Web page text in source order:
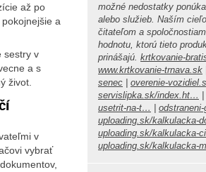
až po
a
sestry v
a s
život.
v
vybrať
možné nedostatky
alebo služieb. Naším
čitateľom a
hodnotu, ktorú tieto
prinášajú. krtkovanie-
www.krtkovanie-trnava.sk
senec
overenie-
servislipka.sk/index.ht…
usetrit-na-t…
uploading.sk/kalkulacka-
uploading.sk/kalkulacka-
uploading.sk/kalkulacka-